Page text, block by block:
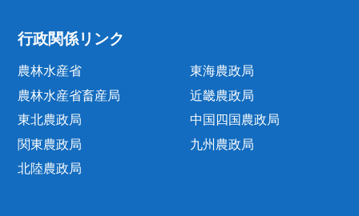
行政関係リンク
農林水産省
農林水産省畜産局
東北農政局
関東農政局
北陸農政局
東海農政局
近畿農政局
中国四国農政局
九州農政局